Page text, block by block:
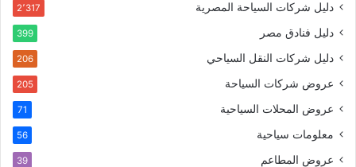
دليل شركات السياحة المصرية 2٬317
دليل فنادق مصر 399
دليل شركات النقل السياحي 206
عروض شركات السياحة 205
عروض المحلات السياحية 71
معلومات سياحية 56
عروض المطاعم 39